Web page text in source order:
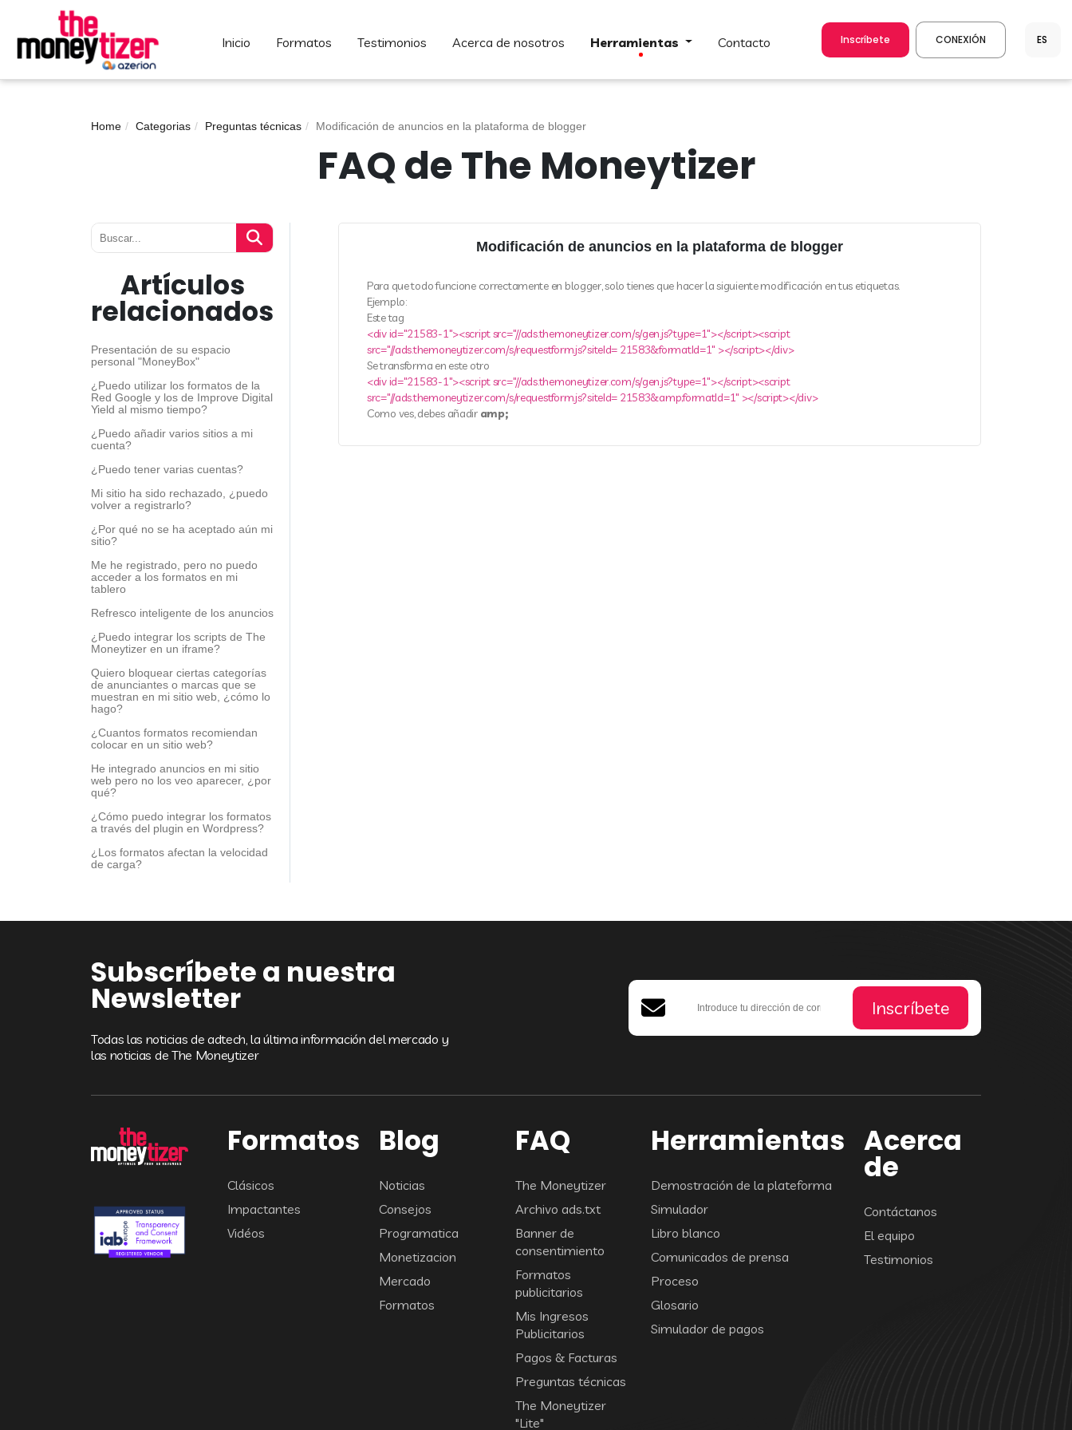
inicio formatos testimonios acerca de nosotros herramientas contacto Inscríbete CONEXIÓN
Home Categorias Preguntas técnicas Modificación de anuncios en la plataforma de blogger
FAQ de The Moneytizer
Artículos
relacionados
Presentación de su espacio
personal "MoneyBox"
¿Puedo utilizar los formatos de la
Red Google y los de Improve Digital
Yield al mismo tiempo?
¿Puedo añadir varios sitios a mi
cuenta?
¿Puedo tener varias cuentas?
Mi sitio ha sido rechazado, ¿puedo
volver a registrarlo?
¿Por qué no se ha aceptado aún mi
sitio?
Me he registrado, pero no puedo
acceder a los formatos en mi
tablero
Refresco inteligente de los anuncios
¿Puedo integrar los scripts de The
Moneytizer en un iframe?
Quiero bloquear ciertas categorías
de anunciantes o marcas que se
muestran en mi sitio web, ¿cómo lo
hago?
¿Cuantos formatos recomiendan
colocar en un sitio web?
He integrado anuncios en mi sitio
web pero no los veo aparecer, ¿por
qué?
¿Cómo puedo integrar los formatos
a través del plugin en Wordpress?
¿Los formatos afectan la velocidad
de carga?
Modificación de anuncios en la plataforma de blogger
Para que todo funcione correctamente en blogger, solo tienes que hacer la siguiente modificación en tus etiquetas.
Ejemplo:
Este tag
<div id="21583-1"><script src="//ads.themoneytizer.com/s/gen.js?type=1"></script><script
src="//ads.themoneytizer.com/s/requestform.js?siteId= 21583&formatId=1" ></script></div>
Se transforma en este otro
<div id="21583-1"><script src="//ads.themoneytizer.com/s/gen.js?type=1"></script><script
src="//ads.themoneytizer.com/s/requestform.js?siteId= 21583&amp;formatId=1" ></script></div>
Como ves, debes añadir amp;
Subscríbete a nuestra
Newsletter
Todas las noticias de adtech, la última información del mercado y
las noticias de The Moneytizer
Inscríbete
Formatos
Clásicos
Impactantes
Vidéos
Blog
Noticias
Consejos
Programatica
Monetizacion
Mercado
Formatos
FAQ
The Moneytizer
Archivo ads.txt
Banner de
consentimiento
Formatos
publicitarios
Mis Ingresos
Publicitarios
Pagos & Facturas
Preguntas técnicas
The Moneytizer
"Lite"
Herramientas
Demostración de la plateforma
Simulador
Libro blanco
Comunicados de prensa
Proceso
Glosario
Simulador de pagos
Acerca
de
Contáctanos
El equipo
Testimonios